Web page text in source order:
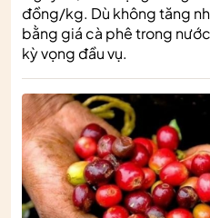
đồng/kg. Dù không tăng
bằng giá cà phê trong
kỳ vọng đầu vụ.